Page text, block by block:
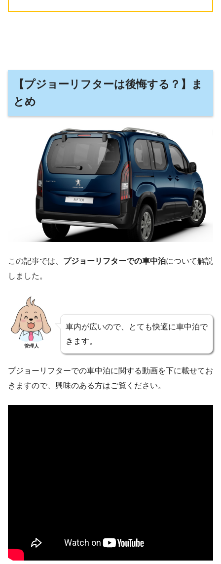
【プジョーリフターは後悔する？】ま
とめ
この記事では、 プジョーリフターでの車中泊について解説
しました。
管理人
車内が広いので、とても快適に車中泊で
きます。
プジョーリフターでの車中泊に関する動画を下に載せてお
きますので、興味のある方はご覧ください。